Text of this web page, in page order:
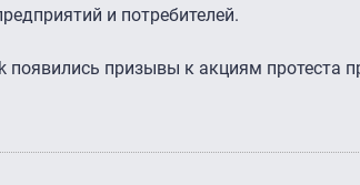
и потребителей.
появились призывы к акциям протеста